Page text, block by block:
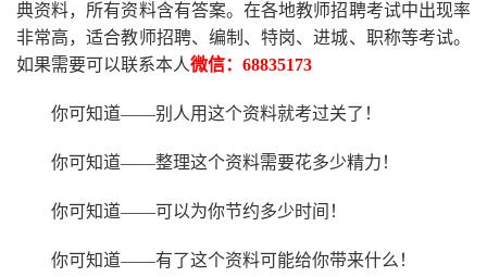
典资料，所有资料含有答案。在各地教师招聘考试中出现率
非常高，适合教师招聘、编制、特岗、进城、职称等考试。
如果需要可以联系本人微信： 68835173
你可知道——别人用这个资料就考过关了！
你可知道——整理这个资料需要花多少精力 ！
你可知道——可以为你节约多少时间！
你可知道——有了这个资料可能给你带来什么！